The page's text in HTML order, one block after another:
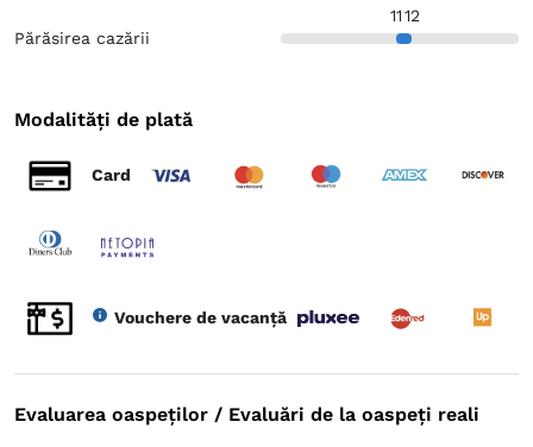
Părăsirea cazării
1112
Modalități de plată
Card
Vouchere de vacanță
Evaluarea oaspeților / Evaluări de la oaspeți reali